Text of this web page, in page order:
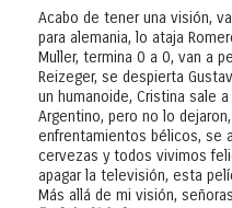
Acabo de tener una visión,
para alemania, lo ataja
Muller, termina 0 a 0, van a
Reizeger, se despierta
un humanoide, Cristina sale
Argentino, pero no lo
enfrentamientos bélicos, se
cervezas y todos vivimos
apagar la televisión, esta
Más allá de mi visión,